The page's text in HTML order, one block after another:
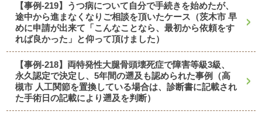
【事例-219】うつ病について自分で手続きを始めたが、
途中から進まなくなりご相談を頂いたケース（茨木市 早
めに申請が出来て「こんなことなら、最初から依頼をす
れば良かった」と仰って頂けました）
【事例-218】両特発性大腿骨頭壊死症で障害等級3級、
永久認定で決定し、5年間の遡及も認められた事例（高
槻市 人工関節を置換している場合は、診断書に記載され
た手術日の記載により遡及を判断）